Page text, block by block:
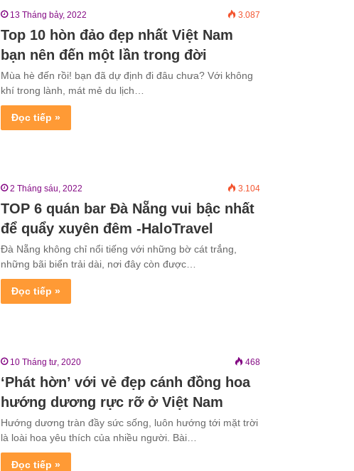
13 Tháng bảy, 2022 3.087
Top 10 hòn đảo đẹp nhất Việt Nam
bạn nên đến một lần trong đời
Mùa hè đến rồi! bạn đã dự định đi đâu chưa? Với không
khí trong lành, mát mẻ du lịch…
Đọc tiếp »
2 Tháng sáu, 2022 3.104
TOP 6 quán bar Đà Nẵng vui bậc nhất
để quẩy xuyên đêm -HaloTravel
Đà Nẵng không chỉ nổi tiếng với những bờ cát trắng,
những bãi biển trải dài, nơi đây còn được…
Đọc tiếp »
10 Tháng tư, 2020 468
‘Phát hờn’ với vẻ đẹp cánh đồng hoa
hướng dương rực rỡ ở Việt Nam
Hướng dương tràn đầy sức sống, luôn hướng tới mặt trời
là loài hoa yêu thích của nhiều người. Bài…
Đọc tiếp »